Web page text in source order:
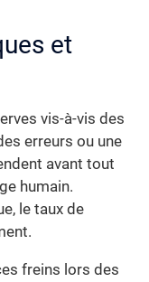
et
vis-à-vis des
erreurs ou une
avant tout
humain.
le taux de
freins lors des